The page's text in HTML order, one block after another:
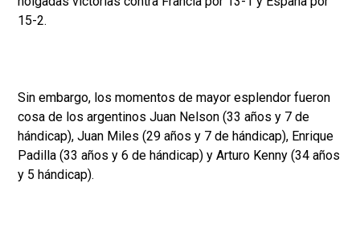
15-2.
Sin embargo, los momentos de mayor esplendor fueron
cosa de los argentinos Juan Nelson (33 años y 7 de
hándicap), Juan Miles (29 años y 7 de hándicap), Enrique
Padilla (33 años y 6 de hándicap) y Arturo Kenny (34 años
y 5 hándicap).